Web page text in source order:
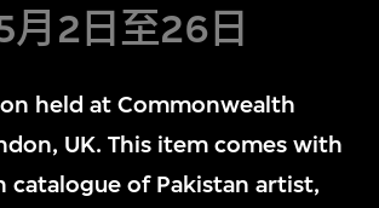
月2日至26日
held at Commonwealth
UK. This item comes with
catalogue of Pakistan artist,